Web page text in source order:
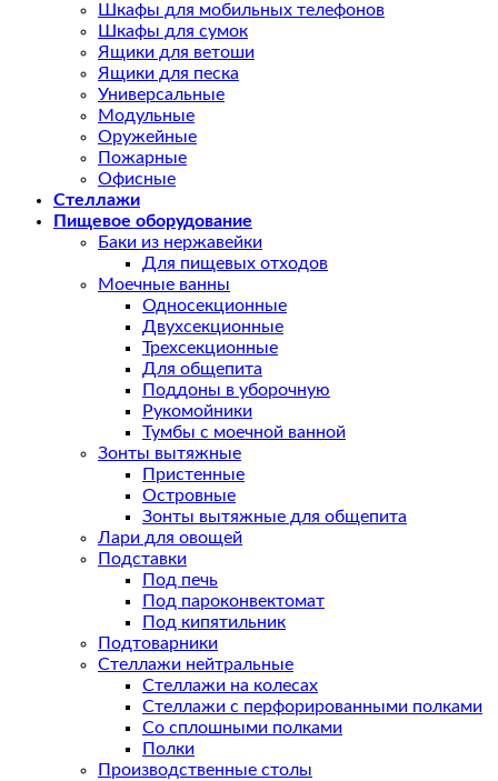
Шкафы для мобильных телефонов
Шкафы для сумок
Ящики для ветоши
Ящики для песка
Универсальные
Модульные
Оружейные
Пожарные
Офисные
Стеллажи
Пищевое оборудование
Баки из нержавейки
Для пищевых отходов
Моечные ванны
Односекционные
Двухсекционные
Трехсекционные
Для общепита
Поддоны в уборочную
Рукомойники
Тумбы с моечной ванной
Зонты вытяжные
Пристенные
Островные
Зонты вытяжные для общепита
Лари для овощей
Подставки
Под печь
Под пароконвектомат
Под кипятильник
Подтоварники
Стеллажи нейтральные
Стеллажи на колесах
Стеллажи с перфорированными полками
Со сплошными полками
Полки
Производственные столы